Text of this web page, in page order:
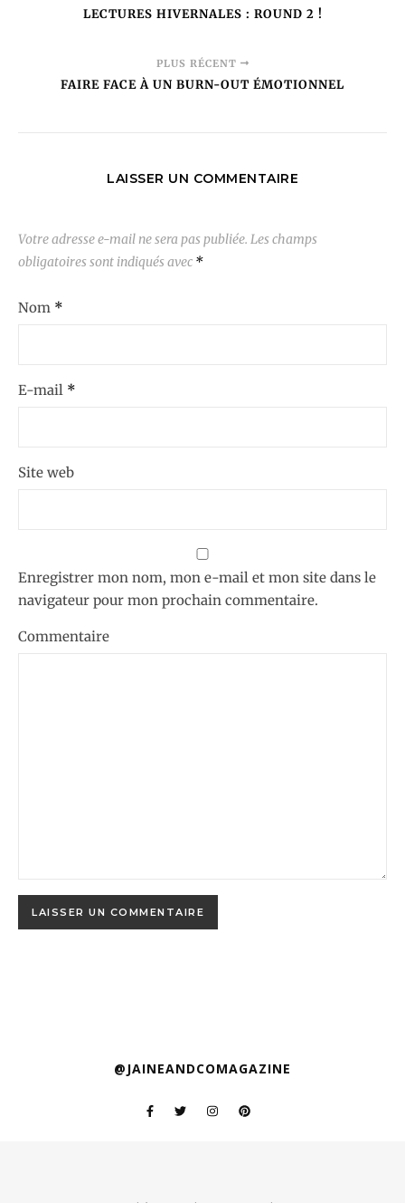
LECTURES HIVERNALES : ROUND 2 !
PLUS RÉCENT
FAIRE FACE À UN BURN-OUT ÉMOTIONNEL
LAISSER UN COMMENTAIRE
Votre adresse e-mail ne sera pas publiée. Les champs
obligatoires sont indiqués avec *
Nom *
E-mail *
Site web
Enregistrer mon nom, mon e-mail et mon site dans le
navigateur pour mon prochain commentaire.
Commentaire
@JAINEANDCOMAGAZINE